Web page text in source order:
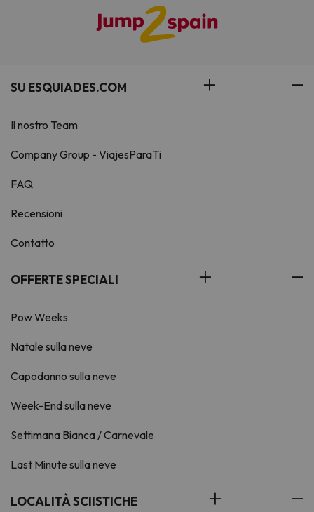
SU ESQUIADES.COM
Il nostro Team
Company Group - ViajesParaTi
FAQ
Recensioni
Contatto
OFFERTE SPECIALI
Pow Weeks
Natale sulla neve
Capodanno sulla neve
Week-End sulla neve
Settimana Bianca / Carnevale
Last Minute sulla neve
LOCALITÀ SCIISTICHE